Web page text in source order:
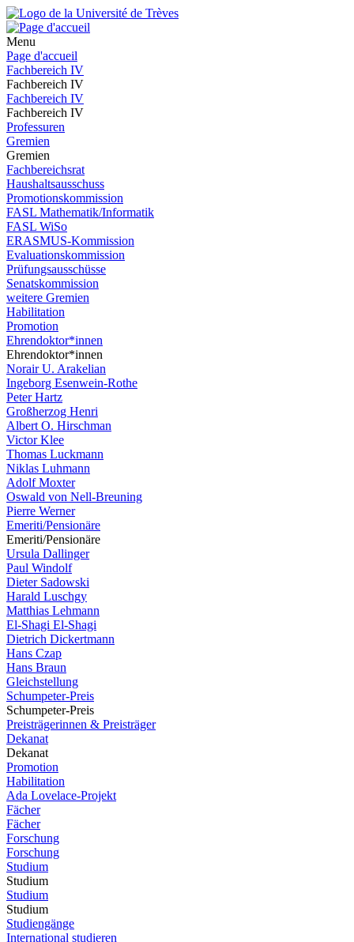
Menu
Page d'accueil
Fachbereich IV
Fachbereich IV
Fachbereich IV
Fachbereich IV
Professuren
Gremien
Gremien
Fachbereichsrat
Haushaltsausschuss
Promotionskommission
FASL Mathematik/Informatik
FASL WiSo
ERASMUS-Kommission
Evaluationskommission
Prüfungsausschüsse
Senatskommission
weitere Gremien
Habilitation
Promotion
Ehrendoktor*innen
Ehrendoktor*innen
Norair U. Arakelian
Ingeborg Esenwein-Rothe
Peter Hartz
Großherzog Henri
Albert O. Hirschman
Victor Klee
Thomas Luckmann
Niklas Luhmann
Adolf Moxter
Oswald von Nell-Breuning
Pierre Werner
Emeriti/Pensionäre
Emeriti/Pensionäre
Ursula Dallinger
Paul Windolf
Dieter Sadowski
Harald Luschgy
Matthias Lehmann
El-Shagi El-Shagi
Dietrich Dickertmann
Hans Czap
Hans Braun
Gleichstellung
Schumpeter-Preis
Schumpeter-Preis
Preisträgerinnen & Preisträger
Dekanat
Dekanat
Promotion
Habilitation
Ada Lovelace-Projekt
Fächer
Fächer
Forschung
Forschung
Studium
Studium
Studium
Studium
Studiengänge
International studieren